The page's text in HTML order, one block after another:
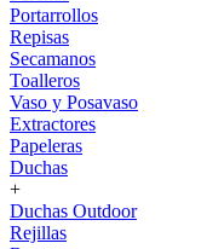
Portarrollos
Repisas
Secamanos
Toalleros
Vaso y Posavaso
Extractores
Papeleras
Duchas
+
Duchas Outdoor
Rejillas